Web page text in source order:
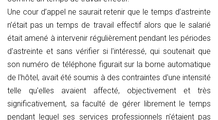
Une cour d’appel ne saurait retenir que le temps d’astreinte
n’était pas un temps de travail effectif alors que le salarié
était amené à intervenir régulièrement pendant les périodes
d'astreinte et sans vérifier si l'intéressé, qui soutenait que
son numéro de téléphone figurait sur la borne automatique
de l'hôtel, avait été soumis à des contraintes d'une intensité
telle qu'elles avaient affecté, objectivement et très
significativement, sa faculté de gérer librement le temps
pendant lequel ses services professionnels n'étaient pas